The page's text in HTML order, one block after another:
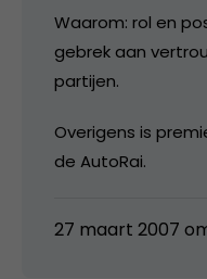
Waarom: rol en
gebrek aan
partijen.
Overigens is
de AutoRai.
27 maart 2007 om